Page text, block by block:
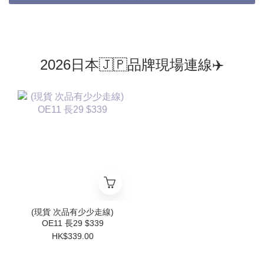
2026日本🇯🇵品牌現場連線✈️
(現貨 次品有少少走線)
OE11 長29 $339
HK$339.00